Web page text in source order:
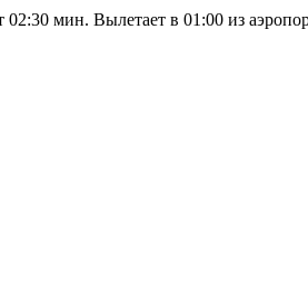
мин. Вылетает в 01:00 из